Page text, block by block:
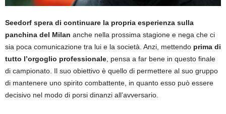
Seedorf spera di continuare la propria esperienza sulla
panchina del Milan anche nella prossima stagione e nega che ci
sia poca comunicazione tra lui e la società. Anzi, mettendo prima di
tutto l’orgoglio professionale , pensa a far bene in questo finale
di campionato. Il suo obiettivo è quello di permettere al suo gruppo
di mantenere uno spirito combattente, in quanto esso può essere
decisivo nel modo di porsi dinanzi all’avversario.